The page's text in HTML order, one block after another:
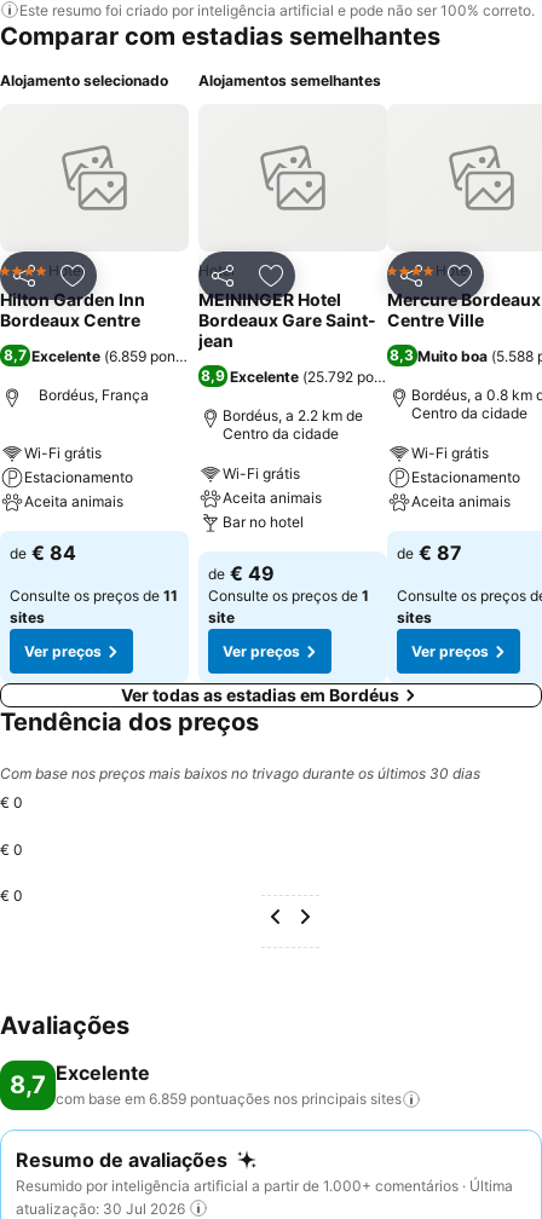
Este resumo foi criado por inteligência artificial e pode não ser 100% correto.
Comparar com estadias semelhantes
Alojamento selecionado
PartilharAdicionar aos favoritos
4 EstrelasHotel
Hilton Garden Inn
Bordeaux Centre
8,7 Excelente (6.859 pontuações
Bordéus, França
Wi-Fi grátis
Estacionamento
Aceita animais
de € 84
Consulte os preços de 11
sites
Ver preços
Alojamentos semelhantes
PartilharAdicionar aos favoritos
Hotel
MEININGER Hotel
Bordeaux Gare Saint-
jean
8,9 Excelente (25.792 pontuações
Bordéus, a 2.2 km de
Centro da cidade
Wi-Fi grátis
Aceita animais
Bar no hotel
de € 49
Consulte os preços de 1
site
Ver preços
Partilhar
4 EstrelasHotel
Mercure Bordeaux
Centre Ville
8,3 Muito boa (5.588
Bordéus, a 0.8 km
Centro da cidade
Wi-Fi grátis
Estacionamento
Aceita animais
de € 87
Consulte os preços
sites
Ver preços
Ver todas as estadias em Bordéus
Tendência dos preços
Com base nos preços mais baixos no trivago durante os últimos 30 dias
€ 0
€ 0
€ 0
Avaliações
8,7 Excelente
com base em 6.859 pontuações nos principais sites
Resumo de avaliações
Resumido por inteligência artificial a partir de 1.000+ comentários · Última
atualização: 30 Jul 2026